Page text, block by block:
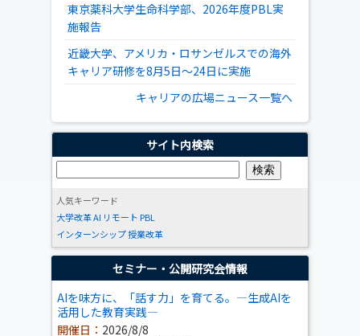
東京薬科大学生命科学部、2026年度PBL実
施報告
近畿大学、アメリカ・ロサンゼルスでの海外
キャリア研修を8月5日～24日に実施
キャリアの広場ニュース一覧へ
サイト内検索
人気キーワード
大学改革AI リモート PBL
インターンシップ授業改革
セミナー・公開研究会情報
AIを味方に、「話す力」を育てる。―生成AIを
活用した教育実践―
開催日： 2026/8/8